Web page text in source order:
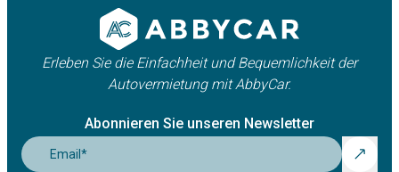
Erleben Sie die Einfachheit und Bequemlichkeit der
Autovermietung mit AbbyCar.
Abonnieren Sie unseren Newsletter
Email *